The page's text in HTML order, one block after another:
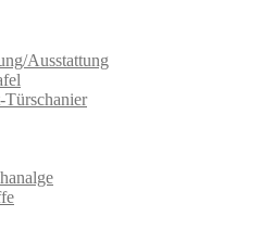
Ausstattung
Türschanier